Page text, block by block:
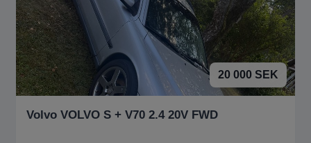
20 000 SEK
Volvo VOLVO S + V70 2.4 20V FWD